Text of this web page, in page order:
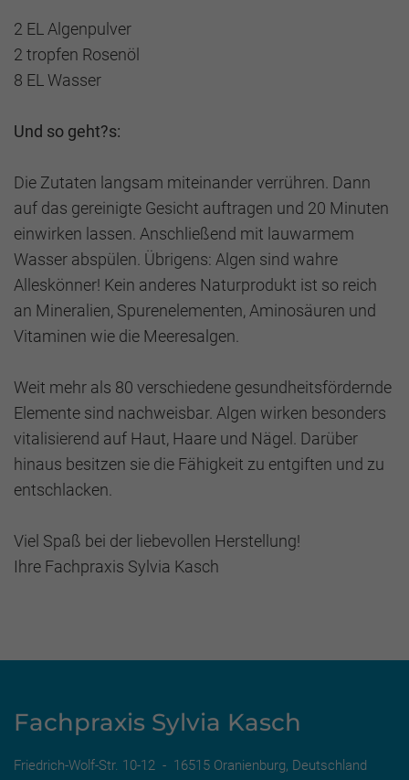
2 EL Algenpulver
2 tropfen Rosenöl
8 EL Wasser
Und so geht?s:
Die Zutaten langsam miteinander verrühren. Dann
auf das gereinigte Gesicht auftragen und 20 Minuten
einwirken lassen. Anschließend mit lauwarmem
Wasser abspülen. Übrigens: Algen sind wahre
Alleskönner! Kein anderes Naturprodukt ist so reich
an Mineralien, Spurenelementen, Aminosäuren und
Vitaminen wie die Meeresalgen.
Weit mehr als 80 verschiedene gesundheitsfördernde
Elemente sind nachweisbar. Algen wirken besonders
vitalisierend auf Haut, Haare und Nägel. Darüber
hinaus besitzen sie die Fähigkeit zu entgiften und zu
entschlacken.
Viel Spaß bei der liebevollen Herstellung!
Ihre Fachpraxis Sylvia Kasch
Fachpraxis Sylvia Kasch
Friedrich-Wolf-Str. 10-12 - 16515 Oranienburg, Deutschland